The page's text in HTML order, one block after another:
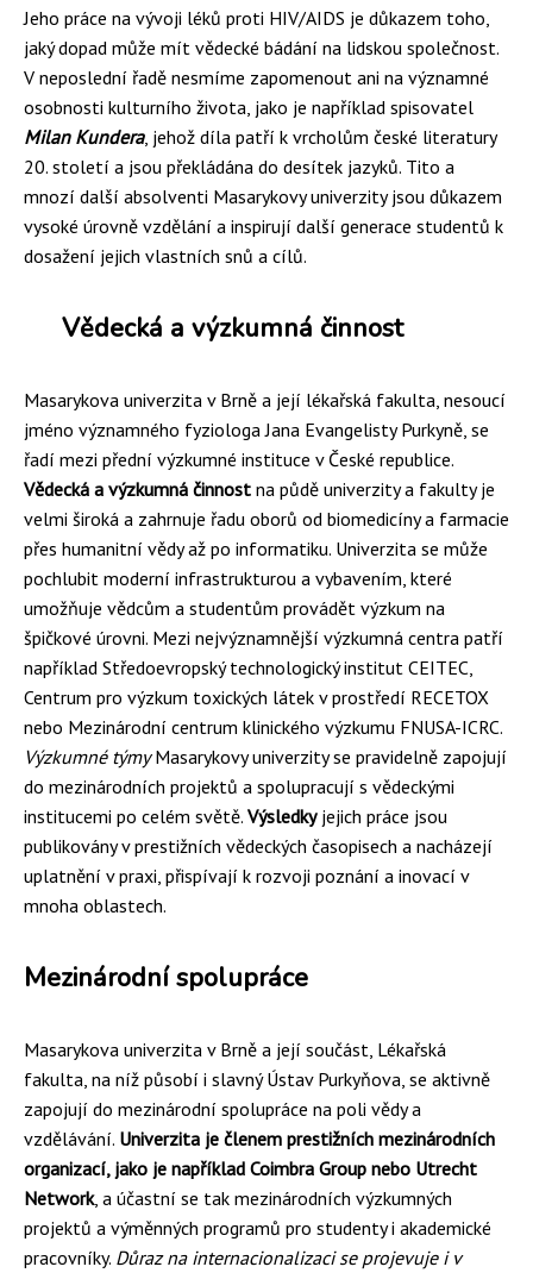
Jeho práce na vývoji léků proti HIV/AIDS je důkazem toho,
jaký dopad může mít vědecké bádání na lidskou společnost.
V neposlední řadě nesmíme zapomenout ani na významné
osobnosti kulturního života, jako je například spisovatel
Milan Kundera, jehož díla patří k vrcholům české literatury
20. století a jsou překládána do desítek jazyků. Tito a
mnozí další absolventi Masarykovy univerzity jsou důkazem
vysoké úrovně vzdělání a inspirují další generace studentů k
dosažení jejich vlastních snů a cílů.
Vědecká a výzkumná činnost
Masarykova univerzita v Brně a její lékařská fakulta, nesoucí
jméno významného fyziologa Jana Evangelisty Purkyně, se
řadí mezi přední výzkumné instituce v České republice.
Vědecká a výzkumná činnost na půdě univerzity a fakulty je
velmi široká a zahrnuje řadu oborů od biomedicíny a farmacie
přes humanitní vědy až po informatiku. Univerzita se může
pochlubit moderní infrastrukturou a vybavením, které
umožňuje vědcům a studentům provádět výzkum na
špičkové úrovni. Mezi nejvýznamnější výzkumná centra patří
například Středoevropský technologický institut CEITEC,
Centrum pro výzkum toxických látek v prostředí RECETOX
nebo Mezinárodní centrum klinického výzkumu FNUSA-ICRC.
Výzkumné týmyMasarykovy univerzity se pravidelně zapojují
do mezinárodních projektů a spolupracují s vědeckými
institucemi po celém světě. Výsledkyjejich práce jsou
publikovány v prestižních vědeckých časopisech a nacházejí
uplatnění v praxi, přispívají k rozvoji poznání a inovací v
mnoha oblastech.
Mezinárodní spolupráce
Masarykova univerzita v Brně a její součást, Lékařská
fakulta, na níž působí i slavný Ústav Purkyňova, se aktivně
zapojují do mezinárodní spolupráce na poli vědy a
vzdělávání. Univerzita je členem prestižních mezinárodních
organizací, jako je například Coimbra Group nebo Utrecht
Network, a účastní se tak mezinárodních výzkumných
projektů a výměnných programů pro studenty i akademické
pracovníky. Důraz na internacionalizaci se projevuje i v